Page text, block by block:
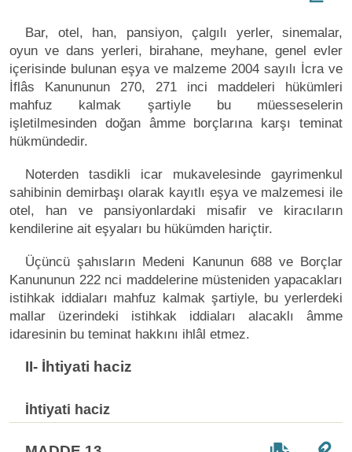
Bar, otel, han, pansiyon, çalgılı yerler, sinemalar,
oyun ve dans yerleri, birahane, meyhane, genel evler
içerisinde bulunan eşya ve malzeme 2004 sayılı İcra ve
İflâs Kanununun 270, 271 inci maddeleri hükümleri
mahfuz kalmak şartiyle bu müesseselerin
işletilmesinden doğan âmme borçlarına karşı teminat
hükmündedir.
Noterden tasdikli icar mukavelesinde gayrimenkul
sahibinin demirbaşı olarak kayıtlı eşya ve malzemesi ile
otel, han ve pansiyonlardaki misafir ve kiracıların
kendilerine ait eşyaları bu hükümden hariçtir.
Üçüncü şahısların Medeni Kanunun 688 ve Borçlar
Kanununun 222 nci maddelerine müsteniden yapacakları
istihkak iddiaları mahfuz kalmak şartiyle, bu yerlerdeki
mallar üzerindeki istihkak iddiaları alacaklı âmme
idaresinin bu teminat hakkını ihlâl etmez.
II- İhtiyati haciz
İhtiyati haciz